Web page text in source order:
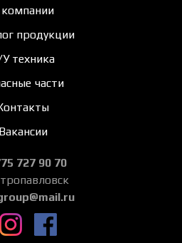
продукции
техника
части
Вакансии
727 90 70